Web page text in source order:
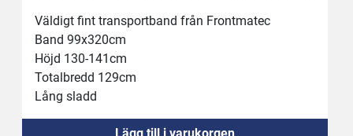
Väldigt fint transportband från Frontmatec
Band 99x320cm
Höjd 130-141cm
Totalbredd 129cm
Lång sladd
Ny strömställare